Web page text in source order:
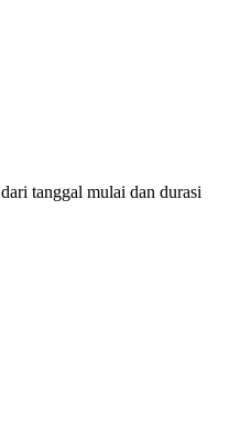
tanggal mulai dan durasi